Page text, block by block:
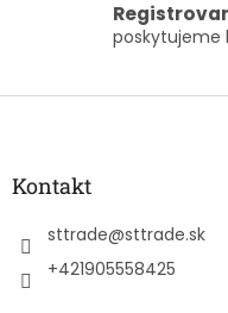
poskytujeme
Z
Kontakt
sttrade@sttrade.sk
+421905558425